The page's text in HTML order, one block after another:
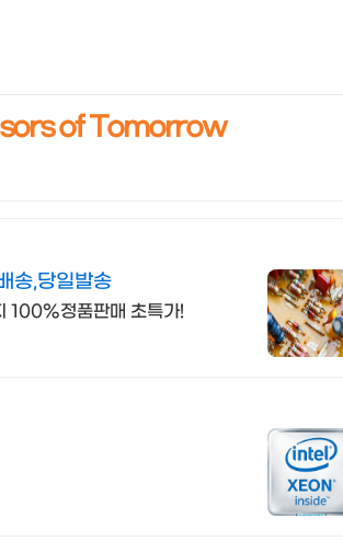
of Tomorrow
송,당일발송
100%정품판매 초특가!